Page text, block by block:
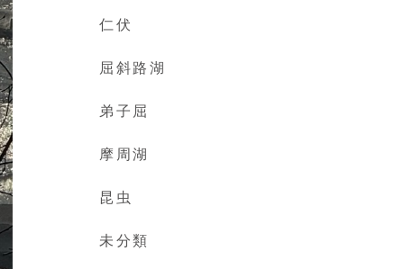
仁伏
屈斜路湖
弟子屈
摩周湖
昆虫
未分類